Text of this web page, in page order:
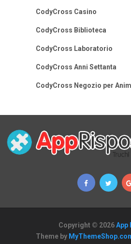
CodyCross Casino
CodyCross Biblioteca
CodyCross Laboratorio
CodyCross Anni Settanta
CodyCross Negozio per
Copyright © 2026App
Theme by